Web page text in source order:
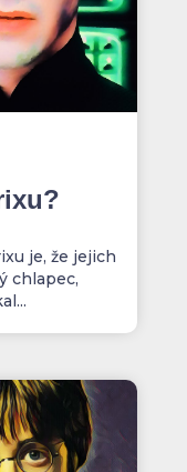
je, že jejich
chlapec,